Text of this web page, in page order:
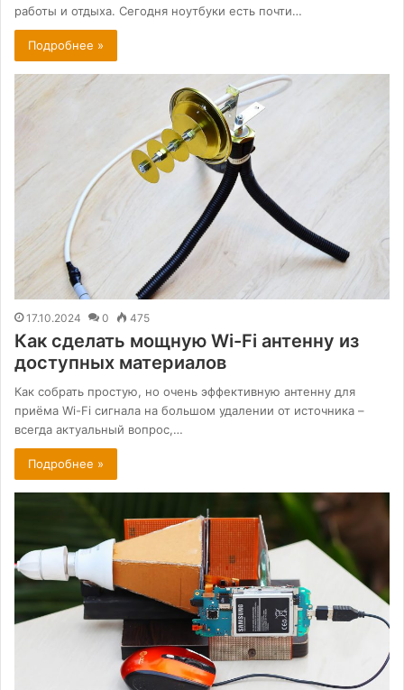
работы и отдыха. Сегодня ноутбуки есть почти…
Подробнее »
17.10.2024 0 475
Как сделать мощную Wi-Fi антенну из
доступных материалов
Как собрать простую, но очень эффективную антенну для
приёма Wi-Fi сигнала на большом удалении от источника –
всегда актуальный вопрос,…
Подробнее »